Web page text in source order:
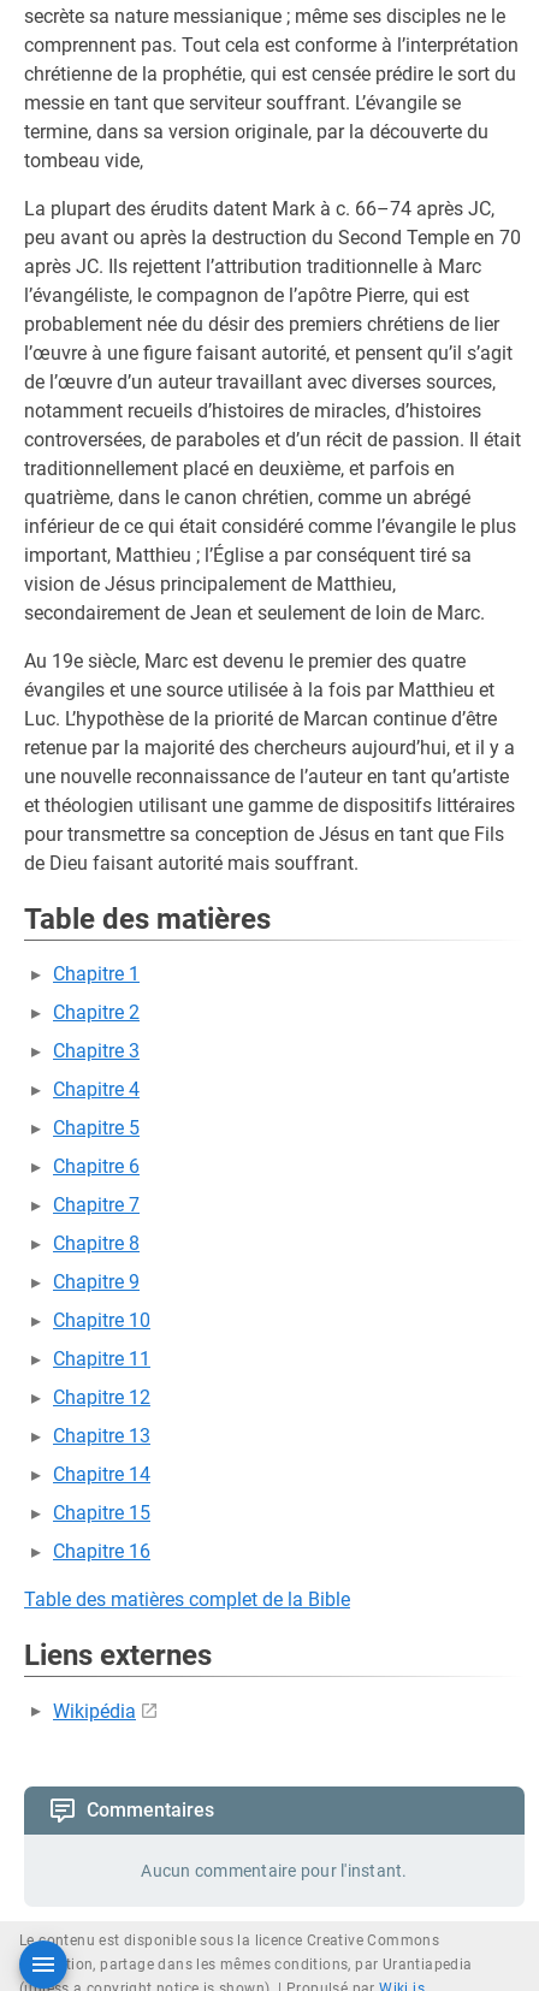
secrète sa nature messianique ; même ses disciples ne le
comprennent pas. Tout cela est conforme à l’interprétation
chrétienne de la prophétie, qui est censée prédire le sort du
messie en tant que serviteur souffrant. L’évangile se
termine, dans sa version originale, par la découverte du
tombeau vide,
La plupart des érudits datent Mark à c. 66–74 après JC,
peu avant ou après la destruction du Second Temple en 70
après JC. Ils rejettent l’attribution traditionnelle à Marc
l’évangéliste, le compagnon de l’apôtre Pierre, qui est
probablement née du désir des premiers chrétiens de lier
l’œuvre à une figure faisant autorité, et pensent qu’il s’agit
de l’œuvre d’un auteur travaillant avec diverses sources,
notamment recueils d’histoires de miracles, d’histoires
controversées, de paraboles et d’un récit de passion. Il était
traditionnellement placé en deuxième, et parfois en
quatrième, dans le canon chrétien, comme un abrégé
inférieur de ce qui était considéré comme l’évangile le plus
important, Matthieu ; l’Église a par conséquent tiré sa
vision de Jésus principalement de Matthieu,
secondairement de Jean et seulement de loin de Marc.
Au 19e siècle, Marc est devenu le premier des quatre
évangiles et une source utilisée à la fois par Matthieu et
Luc. L’hypothèse de la priorité de Marcan continue d’être
retenue par la majorité des chercheurs aujourd’hui, et il y a
une nouvelle reconnaissance de l’auteur en tant qu’artiste
et théologien utilisant une gamme de dispositifs littéraires
pour transmettre sa conception de Jésus en tant que Fils
de Dieu faisant autorité mais souffrant.
Table des matières
Chapitre 1
Chapitre 2
Chapitre 3
Chapitre 4
Chapitre 5
Chapitre 6
Chapitre 7
Chapitre 8
Chapitre 9
Chapitre 10
Chapitre 11
Chapitre 12
Chapitre 13
Chapitre 14
Chapitre 15
Chapitre 16
Table des matières complet de la Bible
Liens externes
Wikipédia
Commentaires
Aucun commentaire pour l'instant.
Le contenu est disponible sous la licence Creative Commons
attribution, partage dans les mêmes conditions, par Urantiapedia